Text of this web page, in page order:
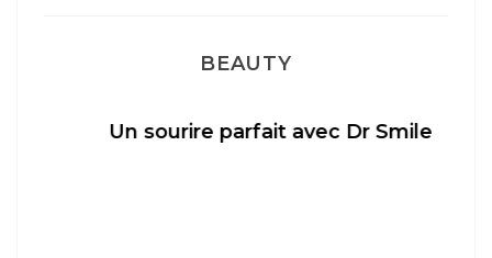
BEAUTY
Un sourire parfait avec Dr Smile